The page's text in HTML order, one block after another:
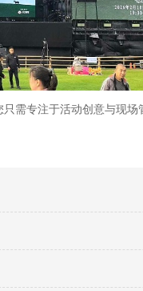
需专注于活动创意与现